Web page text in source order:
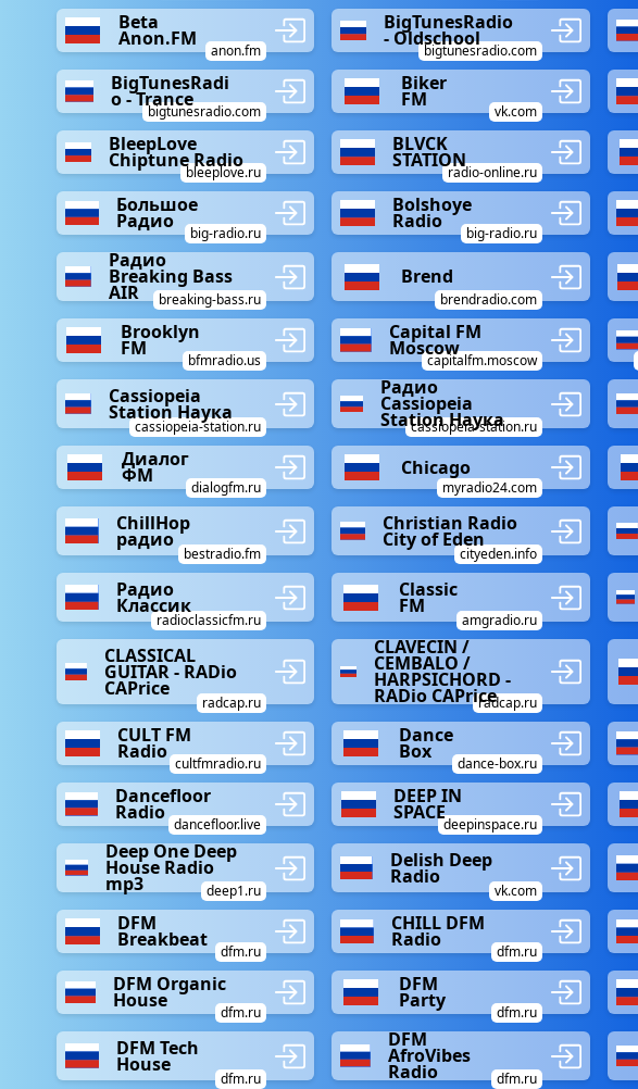
Beta
Anon.FM
anon.fm
BigTunesRadio
- Oldschool
bigtunesradio.com
BigTunesRadi
o - Trance
bigtunesradio.com
Biker
FM
vk.com
BleepLove
Chiptune Radio
bleeplove.ru
BLVCK
STATION
radio-online.ru
Большое
Радио
big-radio.ru
Bolshoye
Radio
big-radio.ru
Радио
Breaking Bass
AIR breaking-bass.ru
Brend
brendradio.com
Brooklyn
FM
bfmradio.us
Capital FM
Moscow
capitalfm.moscow
Cassiopeia
Station Наука
cassiopeia-station.ru
Радио
Cassiopeia
Station Наука
cassiopeia-station.ru
Диалог
ФМ
dialogfm.ru
Chicago
myradio24.com
ChillHop
радио
bestradio.fm
Christian Radio
City of Eden
cityeden.info
Радио
Классик
radioclassicfm.ru
Classic
FM
amgradio.ru
CLASSICAL
GUITAR - RADio
CAPrice
radcap.ru
CLAVECIN /
CEMBALO /
HARPSICHORD -
RADio CAPriceradcap.ru
CULT FM
Radio
cultfmradio.ru
Dance
Box
dance-box.ru
Dancefloor
Radio
dancefloor.live
DEEP IN
SPACE
deepinspace.ru
Deep One Deep
House Radio
mp3 deep1.ru
Delish Deep
Radio
vk.com
DFM
Breakbeat
dfm.ru
CHILL DFM
Radio
dfm.ru
DFM Organic
House
dfm.ru
DFM
Party
dfm.ru
DFM Tech
House
dfm.ru
DFM
AfroVibes
Radio dfm.ru